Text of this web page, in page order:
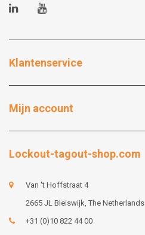
Klantenservice
Mijn account
Lockout-tagout-shop.com
Van 't Hoffstraat 4
2665 JL Bleiswijk, The Netherlands
+31 (0)10 822 44 00